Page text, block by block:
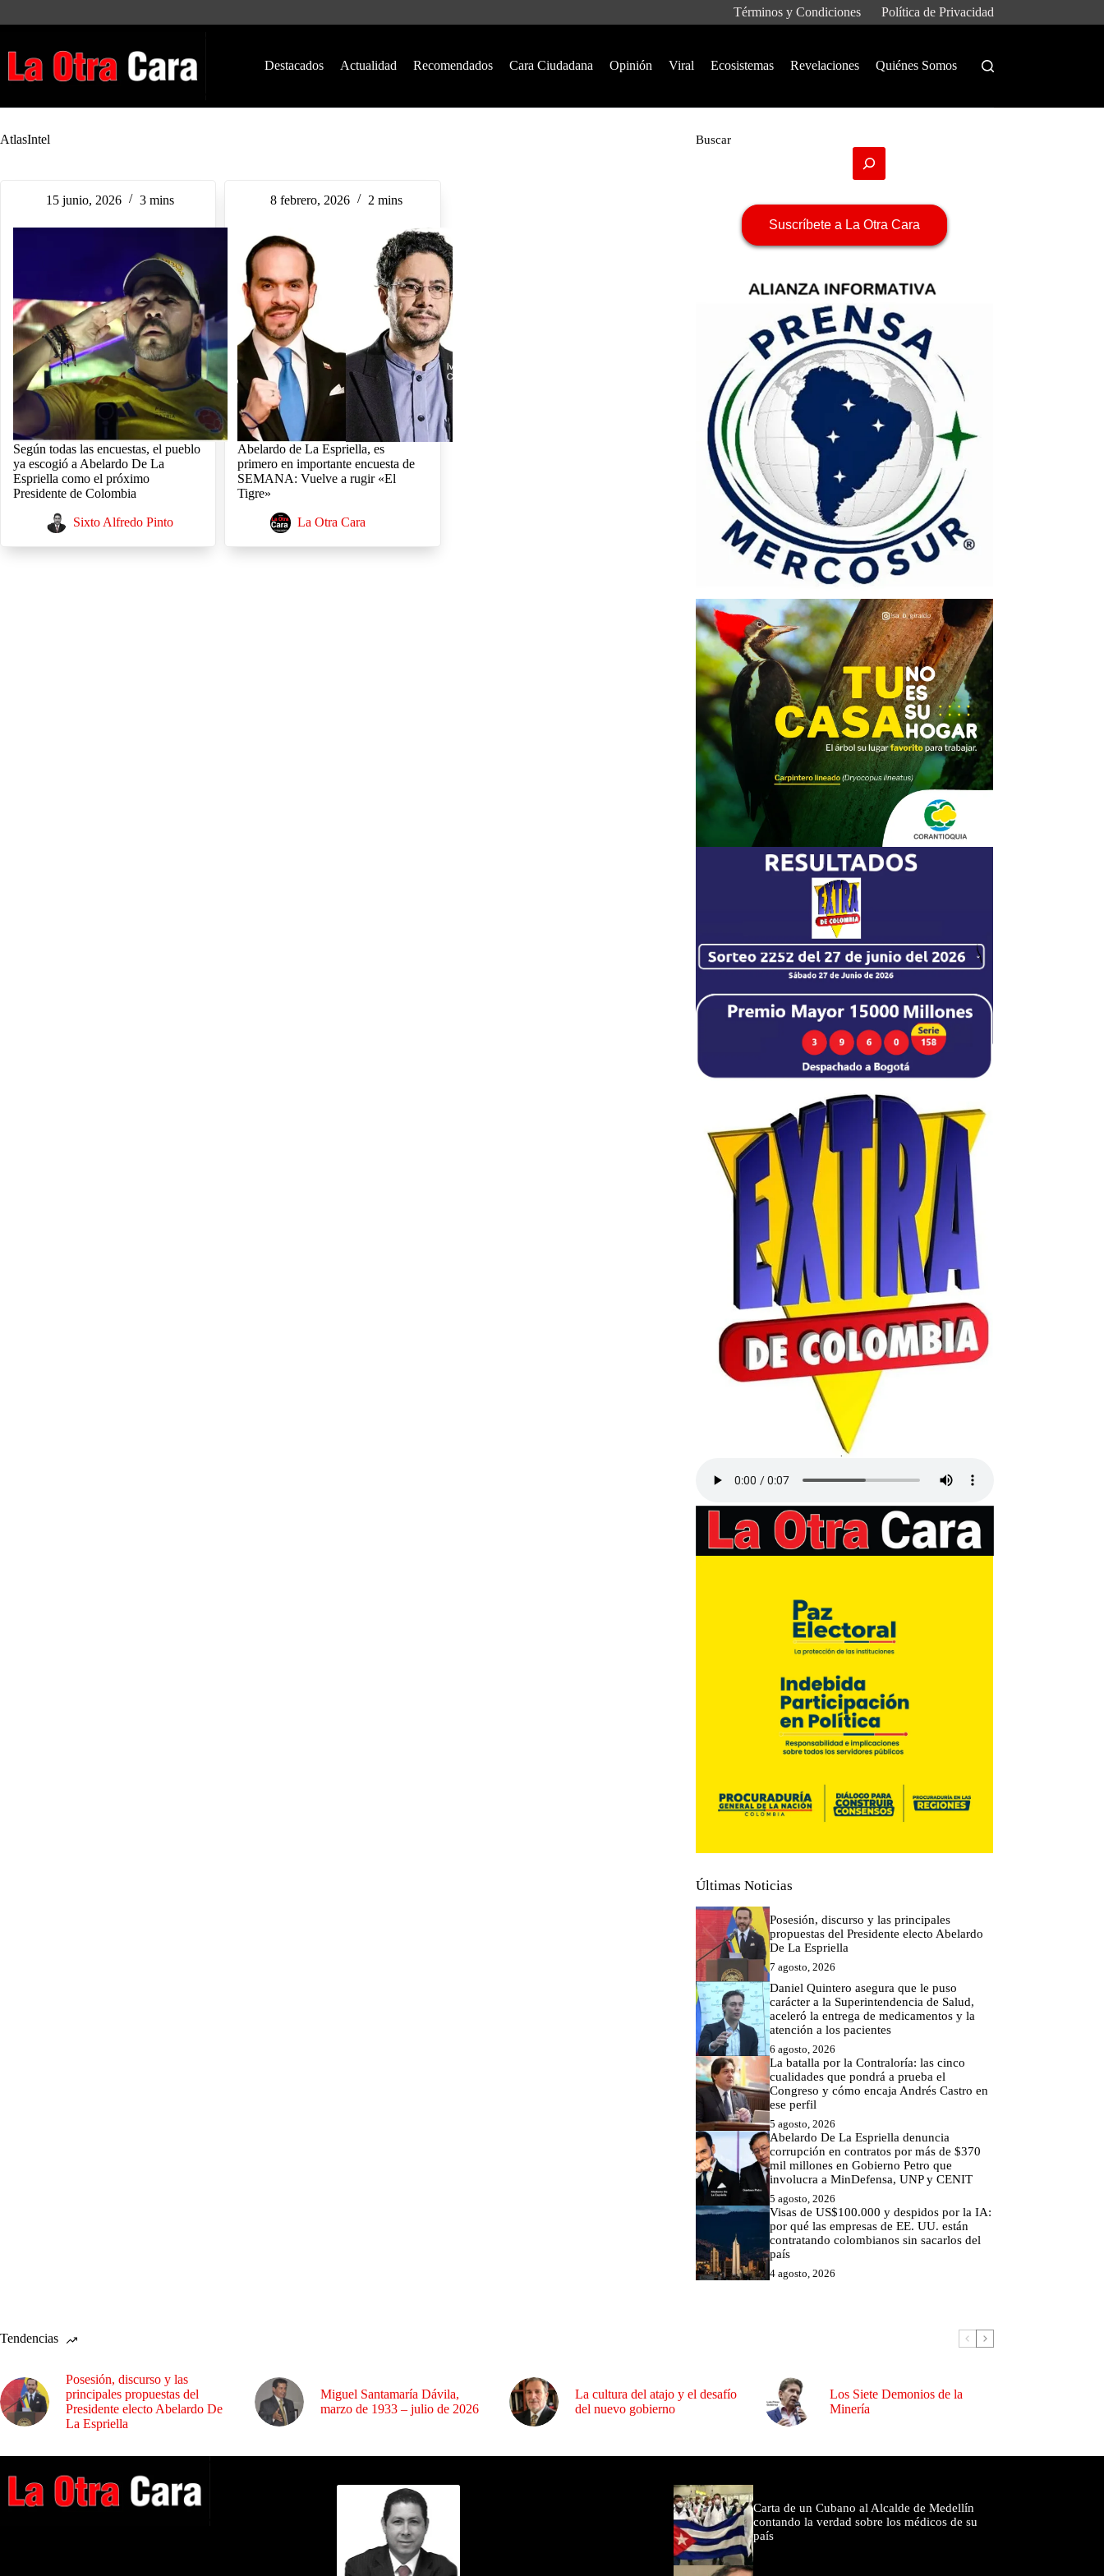
Términos y Condiciones Política de Privacidad
Destacados Actualidad Recomendados Cara Ciudadana Opinión Viral Ecosistemas Revelaciones Quiénes Somos
AtlasIntel
15 junio, 2026 3 mins
Según todas las encuestas, el pueblo
ya escogió a Abelardo De La
Espriella como el próximo
Presidente de Colombia
Sixto Alfredo Pinto
8 febrero, 2026 2 mins
Abelardo de La Espriella, es
primero en importante encuesta de
SEMANA: Vuelve a rugir «El
Tigre»
La Otra Cara
Buscar
Suscríbete a La Otra Cara
Últimas Noticias
Posesión, discurso y las principales
propuestas del Presidente electo Abelardo
De La Espriella
7 agosto, 2026
Daniel Quintero asegura que le puso
carácter a la Superintendencia de Salud,
aceleró la entrega de medicamentos y la
atención a los pacientes
6 agosto, 2026
La batalla por la Contraloría: las cinco
cualidades que pondrá a prueba el
Congreso y cómo encaja Andrés Castro en
ese perfil
5 agosto, 2026
Abelardo De La Espriella denuncia
corrupción en contratos por más de $370
mil millones en Gobierno Petro que
involucra a MinDefensa, UNP y CENIT
5 agosto, 2026
Visas de US$100.000 y despidos por la IA:
por qué las empresas de EE. UU. están
contratando colombianos sin sacarlos del
país
4 agosto, 2026
Tendencias
Posesión, discurso y las
principales propuestas del
Presidente electo Abelardo De
La Espriella
Miguel Santamaría Dávila,
marzo de 1933 – julio de 2026
La cultura del atajo y el desafío
del nuevo gobierno
Los Siete Demonios de la
Minería
Carta de un Cubano al Alcalde de Medellín
contando la verdad sobre los médicos de su
país